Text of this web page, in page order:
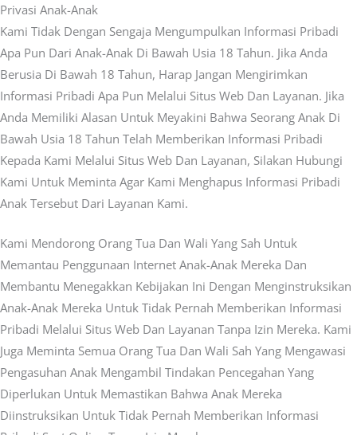
Privasi Anak-Anak
Kami Tidak Dengan Sengaja Mengumpulkan Informasi Pribadi
Apa Pun Dari Anak-Anak Di Bawah Usia 18 Tahun. Jika Anda
Berusia Di Bawah 18 Tahun, Harap Jangan Mengirimkan
Informasi Pribadi Apa Pun Melalui Situs Web Dan Layanan. Jika
Anda Memiliki Alasan Untuk Meyakini Bahwa Seorang Anak Di
Bawah Usia 18 Tahun Telah Memberikan Informasi Pribadi
Kepada Kami Melalui Situs Web Dan Layanan, Silakan Hubungi
Kami Untuk Meminta Agar Kami Menghapus Informasi Pribadi
Anak Tersebut Dari Layanan Kami.
Kami Mendorong Orang Tua Dan Wali Yang Sah Untuk
Memantau Penggunaan Internet Anak-Anak Mereka Dan
Membantu Menegakkan Kebijakan Ini Dengan Menginstruksikan
Anak-Anak Mereka Untuk Tidak Pernah Memberikan Informasi
Pribadi Melalui Situs Web Dan Layanan Tanpa Izin Mereka. Kami
Juga Meminta Semua Orang Tua Dan Wali Sah Yang Mengawasi
Pengasuhan Anak Mengambil Tindakan Pencegahan Yang
Diperlukan Untuk Memastikan Bahwa Anak Mereka
Diinstruksikan Untuk Tidak Pernah Memberikan Informasi